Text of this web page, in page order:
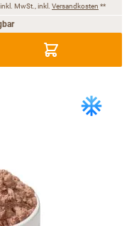
MwSt., inkl. Versandkosten **